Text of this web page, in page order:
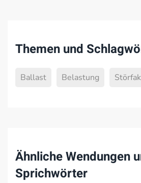
Themen und
Ballast Belastung
Ähnliche Wendungen
Sprichwörter